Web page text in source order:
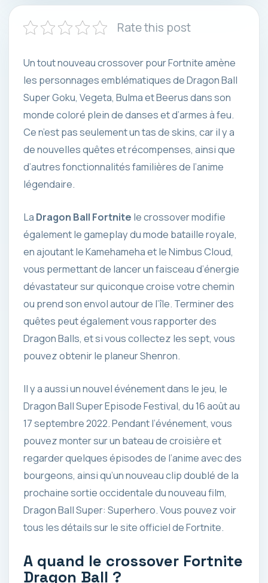
Rate this post
Un tout nouveau crossover pour Fortnite amène
les personnages emblématiques de Dragon Ball
Super Goku, Vegeta, Bulma et Beerus dans son
monde coloré plein de danses et d’armes à feu.
Ce n’est pas seulement un tas de skins, car il y a
de nouvelles quêtes et récompenses, ainsi que
d’autres fonctionnalités familières de l’anime
légendaire.
La Dragon Ball Fortnite le crossover modifie
également le gameplay du mode bataille royale,
en ajoutant le Kamehameha et le Nimbus Cloud,
vous permettant de lancer un faisceau d’énergie
dévastateur sur quiconque croise votre chemin
ou prend son envol autour de l’île. Terminer des
quêtes peut également vous rapporter des
Dragon Balls, et si vous collectez les sept, vous
pouvez obtenir le planeur Shenron.
Il y a aussi un nouvel événement dans le jeu, le
Dragon Ball Super Episode Festival, du 16 août au
17 septembre 2022. Pendant l’événement, vous
pouvez monter sur un bateau de croisière et
regarder quelques épisodes de l’anime avec des
bourgeons, ainsi qu’un nouveau clip doublé de la
prochaine sortie occidentale du nouveau film,
Dragon Ball Super: Superhero. Vous pouvez voir
tous les détails sur le site officiel de Fortnite.
A quand le crossover Fortnite
Dragon Ball ?